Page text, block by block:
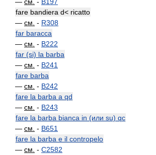
fare bandiera d< ricatto
— см. - R308
far baracca
— см. - B222
far (si) la barba
— см. - B241
fare barba
— см. - B242
fare la barba a qd
— см. - B243
fare la barba bianca in (или su) qc
— см. - B651
fare la barba e il contropelo
— см. - C2582